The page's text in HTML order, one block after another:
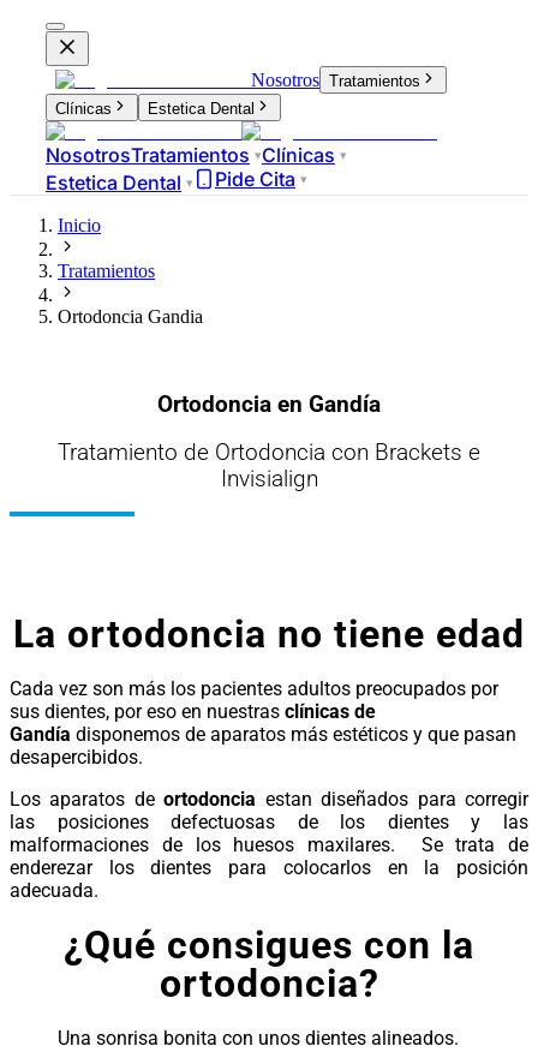
Nosotros Tratamientos
Clínicas
Estetica Dental
NosotrosTratamientos ▾Clínicas ▾
Estetica Dental ▾ Pide Cita ▾
Inicio
Tratamientos
Ortodoncia Gandia
Ortodoncia en Gandía
Tratamiento de Ortodoncia con Brackets e
Invisialign
La ortodoncia no tiene edad
Cada vez son más los pacientes adultos preocupados por
sus dientes, por eso en nuestras clínicas de
Gandía disponemos de aparatos más estéticos y que pasan
desapercibidos.
Los aparatos deortodoncia estan diseñados para corregir
las posiciones defectuosas de los dientes y las
malformaciones de los huesos maxilares. Se trata de
enderezar los dientes para colocarlos en la posición
adecuada.
¿Qué consigues con la
ortodoncia?
Una sonrisa bonita con unos dientes alineados.